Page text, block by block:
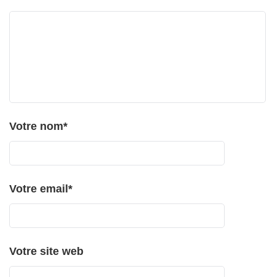
Votre nom*
Votre email *
Votre site web